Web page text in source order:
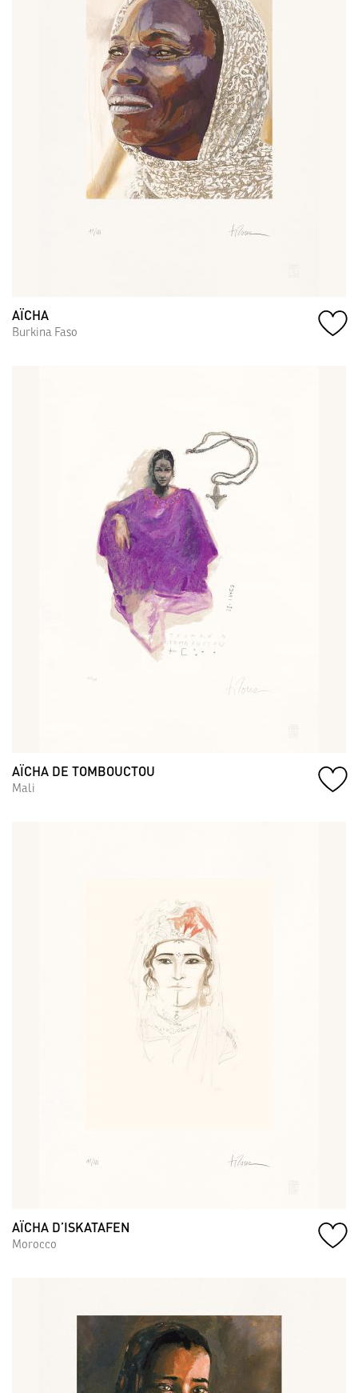
AÏCHA
Burkina Faso
AÏCHA DE TOMBOUCTOU
Mali
AÏCHA D’ISKATAFEN
Morocco